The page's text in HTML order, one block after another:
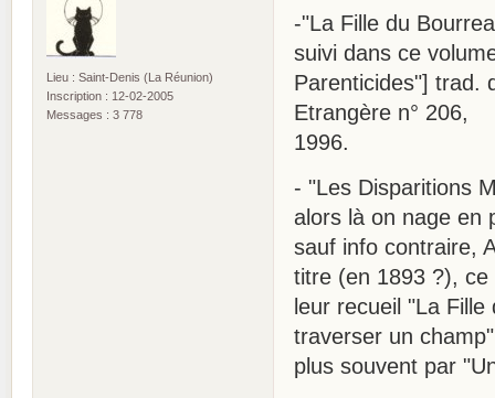
Lieu : Saint-Denis (La Réunion)
Inscription : 12-02-2005
Messages : 3 778
-"La Fille du
suivi dans ce
Parenticides"] trad.
Etrangère n° 206,
1996.
- "Les Disparitions
alors là on nage en
sauf info contraire,
titre (en 1893 ?),
leur recueil "La
traverser un
plus souvent par